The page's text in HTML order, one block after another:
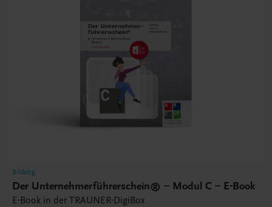
Bildung
Der Unternehmerführerschein® – Modul C – E-Book
E-Book in der TRAUNER-DigiBox